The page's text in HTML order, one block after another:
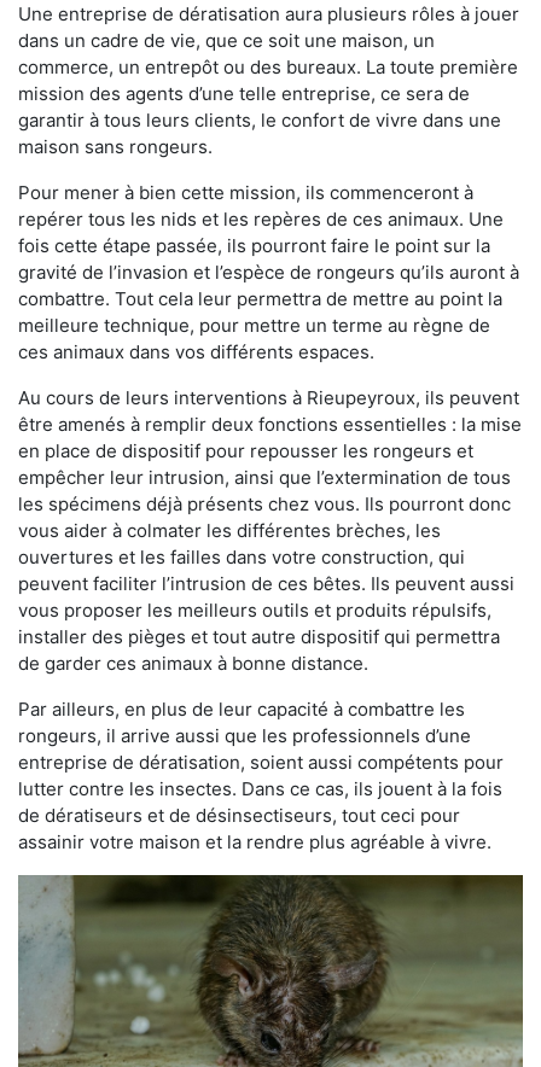
Une entreprise de dératisation aura plusieurs rôles à jouer
dans un cadre de vie, que ce soit une maison, un
commerce, un entrepôt ou des bureaux. La toute première
mission des agents d’une telle entreprise, ce sera de
garantir à tous leurs clients, le confort de vivre dans une
maison sans rongeurs.
Pour mener à bien cette mission, ils commenceront à
repérer tous les nids et les repères de ces animaux. Une
fois cette étape passée, ils pourront faire le point sur la
gravité de l’invasion et l’espèce de rongeurs qu’ils auront à
combattre. Tout cela leur permettra de mettre au point la
meilleure technique, pour mettre un terme au règne de
ces animaux dans vos différents espaces.
Au cours de leurs interventions à Rieupeyroux, ils peuvent
être amenés à remplir deux fonctions essentielles : la mise
en place de dispositif pour repousser les rongeurs et
empêcher leur intrusion, ainsi que l’extermination de tous
les spécimens déjà présents chez vous. Ils pourront donc
vous aider à colmater les différentes brèches, les
ouvertures et les failles dans votre construction, qui
peuvent faciliter l’intrusion de ces bêtes. Ils peuvent aussi
vous proposer les meilleurs outils et produits répulsifs,
installer des pièges et tout autre dispositif qui permettra
de garder ces animaux à bonne distance.
Par ailleurs, en plus de leur capacité à combattre les
rongeurs, il arrive aussi que les professionnels d’une
entreprise de dératisation, soient aussi compétents pour
lutter contre les insectes. Dans ce cas, ils jouent à la fois
de dératiseurs et de désinsectiseurs, tout ceci pour
assainir votre maison et la rendre plus agréable à vivre.